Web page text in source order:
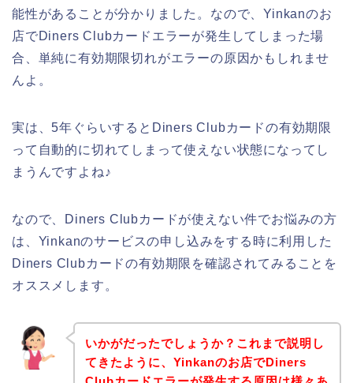
能性があることが分かりました。なので、Yinkanのお
店でDiners Clubカードエラーが発生してしまった場
合、単純に有効期限切れがエラーの原因かもしれませ
んよ。
実は、5年ぐらいするとDiners Clubカードの有効期限
って自動的に切れてしまって使えない状態になってし
まうんですよね♪
なので、Diners Clubカードが使えない件でお悩みの方
は、Yinkanのサービスの申し込みをする時に利用した
Diners Clubカードの有効期限を確認されてみることを
オススメします。
いかがだったでしょうか？これまで説明し
てきたように、Yinkanのお店でDiners